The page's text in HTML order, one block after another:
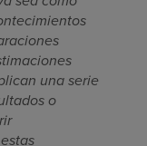
una serie
o